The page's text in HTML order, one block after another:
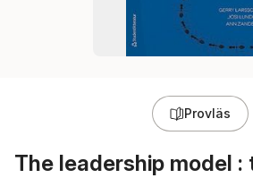
Provläs
The leadership model